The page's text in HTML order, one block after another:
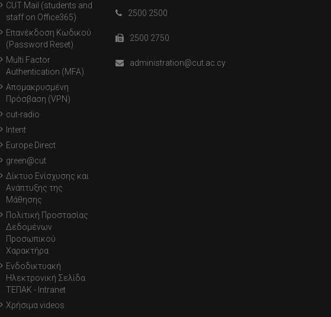
CUT Mail (students and
staff on Office365)
Επανέκδοση Κωδικού
(Password Reset)
Multi Factor
Authentication (MFA)
Απομακρυσμένη
Πρόσβαση (VPN)
cut-radio
Intent
Europe Direct
green@cut
Δίκτυο Ενίσχυσης και
Ανάπτυξης της
Μάθησης
Πολιτική Προστασίας
Δεδομένων
Προσωπικού
Χαρακτήρα
Ενδοδικτυακή
Ηλεκτρονική Σελίδα
ΤΕΠΑΚ - Intranet
Χρήσιμα videos
2500 2500
2500 2750
administration@cut.ac.cy